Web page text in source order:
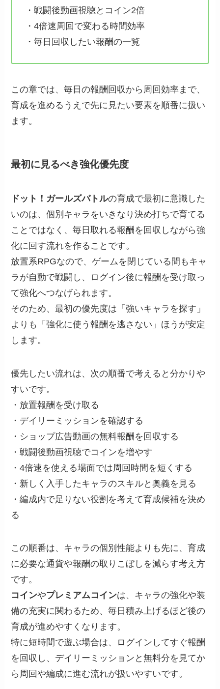
・戦闘後動画視聴とコイン2倍
・4倍速周回で変わる時間効率
・毎日回収したい報酬の一覧
この章では、毎日の報酬回収から周回効率まで、
育成を進めるうえで先に見たい要素を順番に扱い
ます。
最初に見るべき強化優先度
ドット！ガールズバトルの育成で最初に意識した
いのは、個別キャラをいきなり決め打ちで育てる
ことではなく、毎日取れる報酬を回収しながら強
化に回す流れを作ることです。
放置系RPGなので、ゲームを閉じている間もキャ
ラが自動で戦闘し、ログイン後に報酬を受け取っ
て強化へつなげられます。
そのため、最初の優先度は「強いキャラを探す」
よりも「強化に使う報酬を逃さない」ほうが安定
します。
優先したい流れは、次の順番で考えると分かりや
すいです。
・放置報酬を受け取る
・デイリーミッションを確認する
・ショップ広告動画の無料報酬を回収する
・戦闘後動画視聴でコインを増やす
・4倍速を使える場面では周回時間を短くする
・新しく入手したキャラのスキルと奥義を見る
・編成内で足りない役割を考えて育成候補を決め
る
この順番は、キャラの個別性能よりも先に、育成
に必要な通貨や報酬の取りこぼしを減らす考え方
です。
コインやプレミアムコインは、キャラの強化や装
備の充実に関わるため、毎日積み上げるほど後の
育成が進めやすくなります。
特に短時間で遊ぶ場合は、ログインしてすぐ報酬
を回収し、デイリーミッションと無料分を見てか
ら周回や編成に進む流れが扱いやすいです。